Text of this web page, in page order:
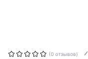
(0 отзывов)